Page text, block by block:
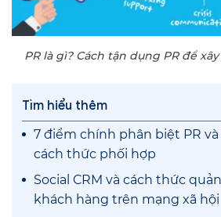
PR là gì? Cách tận dụng PR để
Tìm hiểu thêm
7 điểm chính phân biệt PR
cách thức phối hợp
Social CRM và cách thức
khách hàng trên mạng xã hội